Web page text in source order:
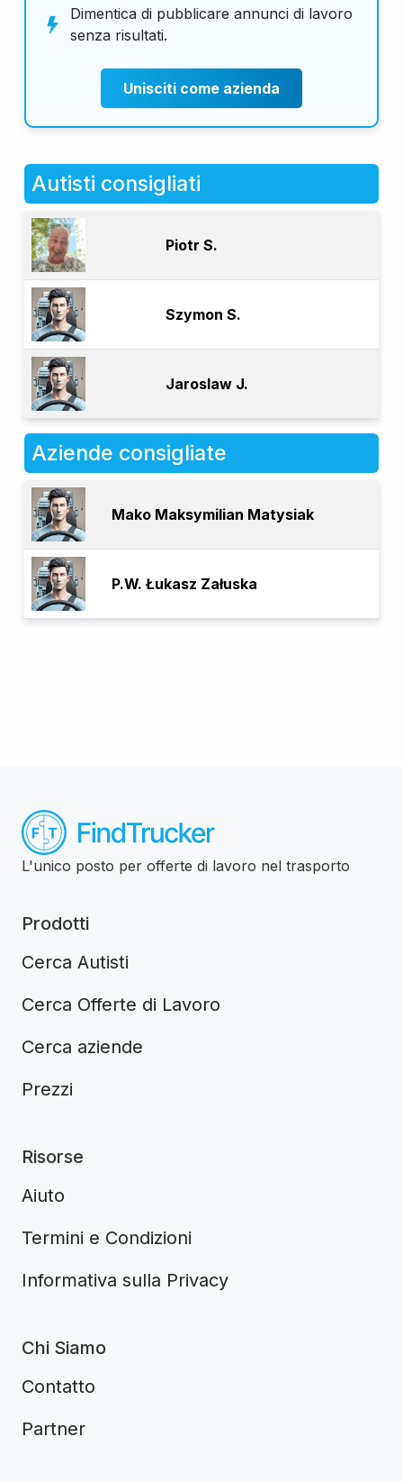
Dimentica di pubblicare annunci di lavoro
senza risultati.
Unisciti come azienda
Autisti consigliati
Piotr S.
Szymon S.
Jaroslaw J.
Aziende consigliate
Mako Maksymilian Matysiak
P.W. Łukasz Załuska
L'unico posto per offerte di lavoro nel trasporto
Prodotti
Cerca Autisti
Cerca Offerte di Lavoro
Cerca aziende
Prezzi
Risorse
Aiuto
Termini e Condizioni
Informativa sulla Privacy
Chi Siamo
Contatto
Partner